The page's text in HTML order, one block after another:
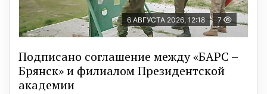
6 АВГУСТА 2026, 12:18 7
Подписано соглашение между «БАРС –
Брянск» и филиалом Президентской
академии